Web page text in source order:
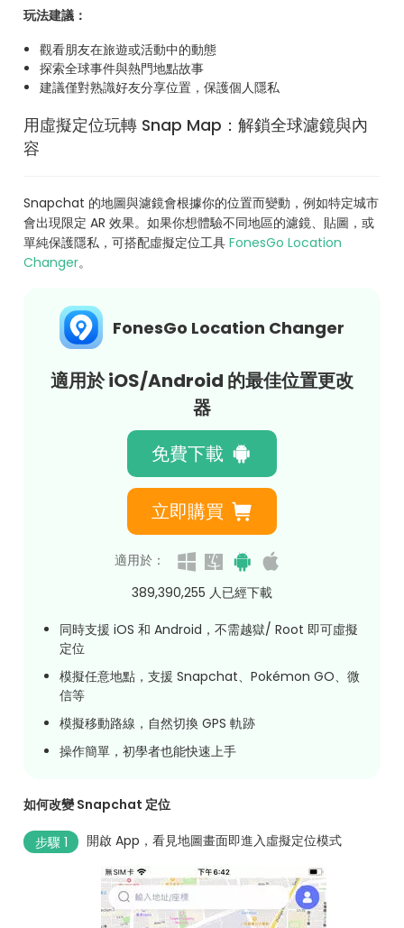
玩法建議：
觀看朋友在旅遊或活動中的動態
探索全球事件與熱門地點故事
建議僅對熟識好友分享位置，保護個人隱私
用虛擬定位玩轉 Snap Map：解鎖全球濾鏡與內
容
Snapchat 的地圖與濾鏡會根據你的位置而變動，例如特定城市
會出現限定 AR 效果。如果你想體驗不同地區的濾鏡、貼圖，或
單純保護隱私，可搭配虛擬定位工具FonesGo Location
Changer。
FonesGo Location Changer
適用於 iOS/Android 的最佳位置更改
器
免費下載
立即購買
適用於：
389,390,262 人已經下載
同時支援 iOS 和 Android，不需越獄/ Root 即可虛擬
定位
模擬任意地點，支援 Snapchat、Pokémon GO、微
信等
模擬移動路線，自然切換 GPS 軌跡
操作簡單，初學者也能快速上手
如何改變 Snapchat 定位
步驟 1 開啟 App，看見地圖畫面即進入虛擬定位模式